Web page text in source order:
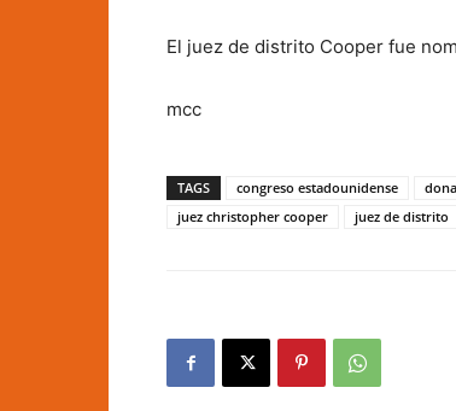
El juez de distrito Cooper fue
mcc
TAGS congreso estadounidense
juez christopher cooper
juez de distrito